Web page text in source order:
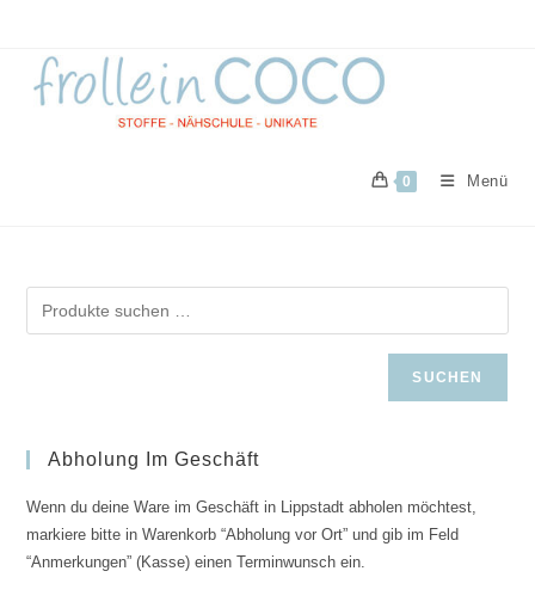
springen
0 Menü
SUCHEN
Abholung Im Geschäft
Wenn du deine Ware im Geschäft in Lippstadt abholen möchtest,
markiere bitte in Warenkorb “Abholung vor Ort” und gib im Feld
“Anmerkungen” (Kasse) einen Terminwunsch ein.